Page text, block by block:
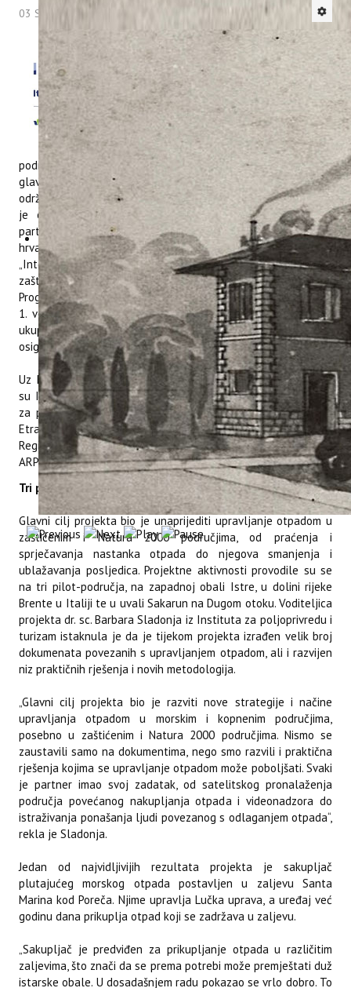
03 Srpanj 2026
Kako učinkovitije
spriječiti nastanak
otpada, pratiti
njegovo kretanje i
smanjiti njegove
posljedice u
zaštićenim
područjima i područjima ekološke mreže Natura 2000, bile su
glavne teme završne konferencije projekta WASTEREDUCE,
održane u četvrtak u Hotelu Dijamant u Poreču. Konferenciju
je organizirao Institut za poljoprivredu i turizam, vodeći
partner projekta koji je tijekom dvije i pol godine okupio osam
hrvatskih i talijanskih partnera. Projekt punog naziva
„Integrirane strategije i rješenja za smanjenje otpada u
zaštićenim i Natura 2000 područjima“ provodi se u okviru
Programa Interreg Italija – Hrvatska 2021. – 2027. Započeo je
1. veljače 2024., a završava 31. srpnja ove godine. Njegova
ukupna vrijednost iznosi 1.657.742 eura, od čega je 80 posto
osigurano iz Europskog fonda za regionalni razvoj.
Uz Institut za poljoprivredu i turizam, u projektu sudjelovali
su Istarska županija, Javna ustanova Natura Histrica, Udruga
za prirodu, okoliš i održivi razvoj Sunce, Sveučilište u Trstu,
Etra SpA Società Benefit, ETIFOR Srl Società Benefit te
Regionalna agencija za zaštitu okoliša i prevenciju Veneta
ARPAV.
Tri pilot-područja
Glavni cilj projekta bio je unaprijediti upravljanje otpadom u
zaštićenim i Natura 2000 područjima, od praćenja i
sprječavanja nastanka otpada do njegova smanjenja i
ublažavanja posljedica. Projektne aktivnosti provodile su se
na tri pilot-područja, na zapadnoj obali Istre, u dolini rijeke
Brente u Italiji te u uvali Sakarun na Dugom otoku. Voditeljica
projekta dr. sc. Barbara Sladonja iz Instituta za poljoprivredu i
turizam istaknula je da je tijekom projekta izrađen velik broj
dokumenata povezanih s upravljanjem otpadom, ali i razvijen
niz praktičnih rješenja i novih metodologija.
„Glavni cilj projekta bio je razviti nove strategije i načine
upravljanja otpadom u morskim i kopnenim područjima,
posebno u zaštićenim i Natura 2000 područjima. Nismo se
zaustavili samo na dokumentima, nego smo razvili i praktična
rješenja kojima se upravljanje otpadom može poboljšati. Svaki
je partner imao svoj zadatak, od satelitskog pronalaženja
područja povećanog nakupljanja otpada i videonadzora do
istraživanja ponašanja ljudi povezanog s odlaganjem otpada“,
rekla je Sladonja.
Jedan od najvidljivijih rezultata projekta je sakupljač
plutajućeg morskog otpada postavljen u zaljevu Santa
Marina kod Poreča. Njime upravlja Lučka uprava, a uređaj već
godinu dana prikuplja otpad koji se zadržava u zaljevu.
„Sakupljač je predviđen za prikupljanje otpada u različitim
zaljevima, što znači da se prema potrebi može premještati duž
istarske obale. U dosadašnjem radu pokazao se vrlo dobro. To